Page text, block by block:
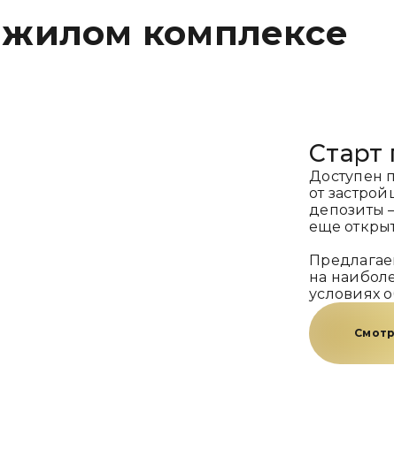
комплексе
Старт
Доступен
от
депозиты
еще
на
условиях